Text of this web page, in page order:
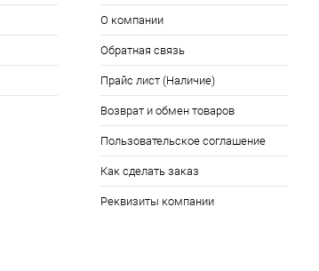
О компании
Обратная связь
Прайс лист (Наличие)
Возврат и обмен товаров
Пользовательское соглашение
Как сделать заказ
Реквизиты компании